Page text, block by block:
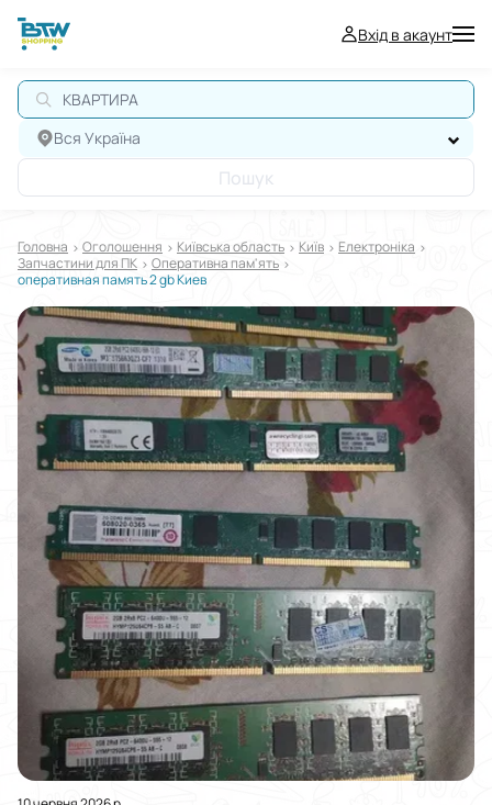
Вхід в акаунт
Вся Україна
Пошук
Головна Оголошення Київська область Київ
Електроніка
Запчастини для ПК
Оперативна пам'ять
оперативная память 2 gb Киев